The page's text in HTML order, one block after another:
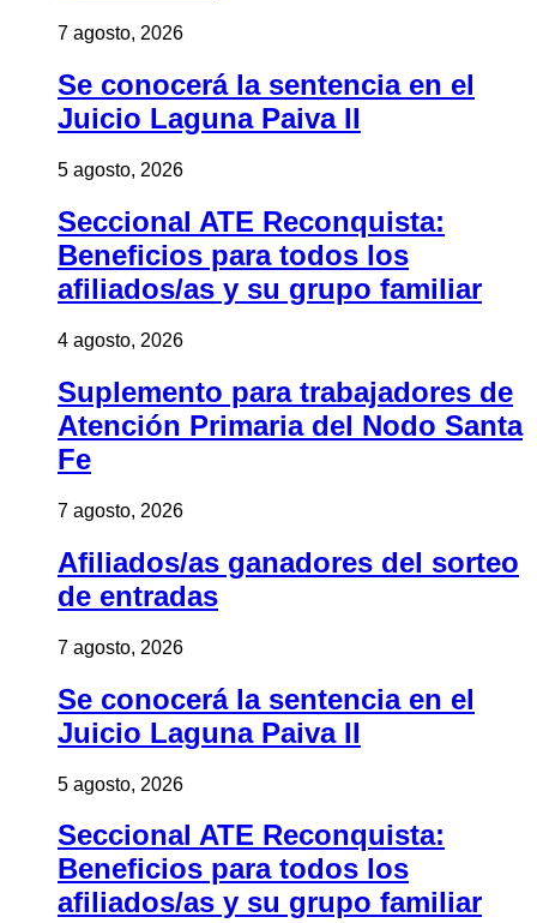
7 agosto, 2026
Se conocerá la sentencia en el
Juicio Laguna Paiva II
5 agosto, 2026
Seccional ATE Reconquista:
Beneficios para todos los
afiliados/as y su grupo familiar
4 agosto, 2026
Suplemento para trabajadores de
Atención Primaria del Nodo Santa
Fe
7 agosto, 2026
Afiliados/as ganadores del sorteo
de entradas
7 agosto, 2026
Se conocerá la sentencia en el
Juicio Laguna Paiva II
5 agosto, 2026
Seccional ATE Reconquista:
Beneficios para todos los
afiliados/as y su grupo familiar